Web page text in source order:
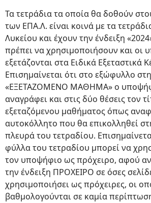
Τα τετράδια τα οποία θα δοθούν
των ΕΠΑ.Λ. είναι κοινά με τα
Λυκείου και έχουν την ένδειξη
πρέπει να χρησιμοποιήσουν και οι
εξετάζονται στα Ειδικά Εξεταστικά
Επισημαίνεται ότι στο εξώφυλλο
«ΕΞΕΤΑΖΟΜΕΝΟ ΜΑΘΗΜΑ» ο
αναγράφει και στις δύο θέσεις τον
εξεταζόμενου μαθήματος όπως
αυτοκόλλητο που θα επικολληθεί
πλευρά του τετραδίου.
φύλλα του τετραδίου μπορεί να
τον υποψήφιο ως πρόχειρο, αφού
την ένδειξη ΠΡΟΧΕΙΡΟ σε όσες
χρησιμοποιήσει ως πρόχειρες, οι
βαθμολογούνται σε καμία